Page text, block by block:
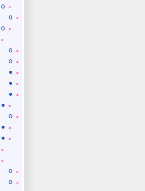
☼
o
☼
o
☼
o
☼
☼
o
☼
o
☼
●
☼
●
☼
●
☼
●
☼
o
☼
●
☼
●
☼
☼
☼
o
☼
o